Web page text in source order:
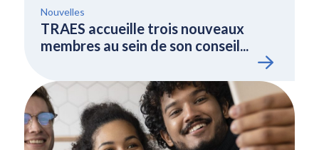
Nouvelles
TRAES accueille trois nouveaux
membres au sein de son conseil...